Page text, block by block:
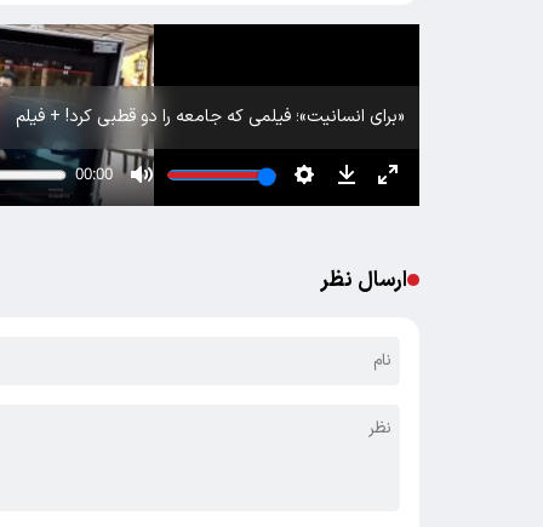
«برای انسانیت»؛ فیلمی که جامعه را دو قطبی کرد! + فیلم
ارسال نظر